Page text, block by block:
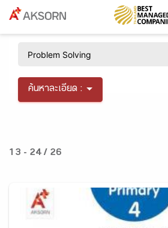
ค้นหาละเอียด :
13 - 24 / 26